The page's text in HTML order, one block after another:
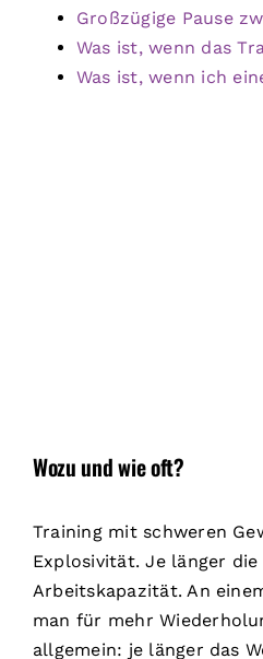
Großzügige Pause
Was ist, wenn das
Was ist, wenn ich
Wozu und wie oft?
Training mit schweren
Explosivität. Je länger
Arbeitskapazität. An
man für mehr
allgemein: je länger das